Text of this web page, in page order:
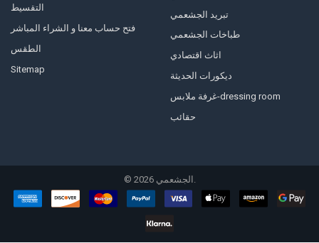
التقسيط
فتح حساب معنا و الشراء المباشر
الطقس
Sitemap
تبريد الجشعمي
طباخات الجشعمي
اثاث اقتصادي
ديكورات الحديثة
غرفة ملابس-dressing room
حقائب
© 2026